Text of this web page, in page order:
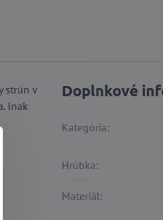
strún v
Inak
Doplnkové
Kategória:
Hrúbka:
Materiál: